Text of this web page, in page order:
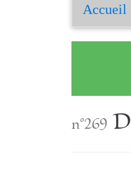
Accueil
n°269